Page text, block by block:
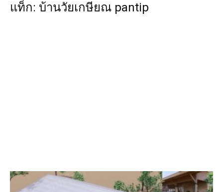
แท็ก: บ้านวัยเกษียณ pantip